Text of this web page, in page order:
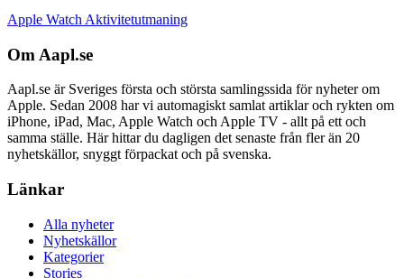
Apple Watch Aktivitetutmaning
Om Aapl.se
Aapl.se är Sveriges första och största samlingssida för nyheter om
Apple. Sedan 2008 har vi automagiskt samlat artiklar och rykten om
iPhone, iPad, Mac, Apple Watch och Apple TV - allt på ett och
samma ställe. Här hittar du dagligen det senaste från fler än 20
nyhetskällor, snyggt förpackat och på svenska.
Länkar
Alla nyheter
Nyhetskällor
Kategorier
Stories